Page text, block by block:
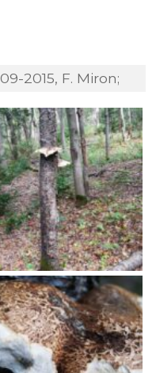
2015, F. Miron;